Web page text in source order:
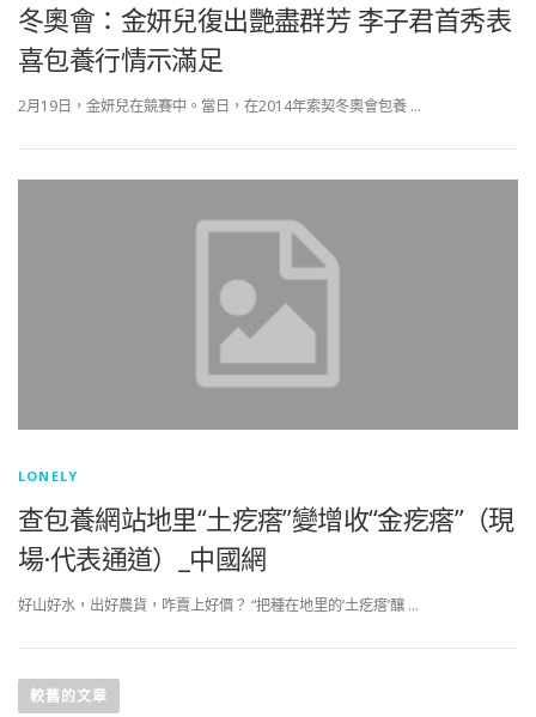
冬奧會：金妍兒復出艷盡群芳 李子君首秀表
喜包養行情示滿足
2月19日，金妍兒在競賽中。當日，在2014年索契冬奧會包養 …
LONELY
查包養網站地里“土疙瘩”變增收“金疙瘩”（現
場·代表通道）_中國網
好山好水，出好農貨，咋賣上好價？ “把種在地里的‘土疙瘩’釀 …
章
較舊的文章